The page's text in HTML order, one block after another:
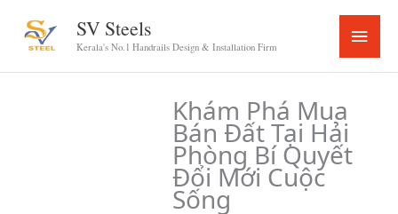
content
SV Steels
Kerala's No.1 Handrails Design & Installation Firm
Main
Menu
Khám Phá Mua
Bán Đất Tại Hải
Phòng Bí Quyết
Đổi Mới Cuộc
Sống